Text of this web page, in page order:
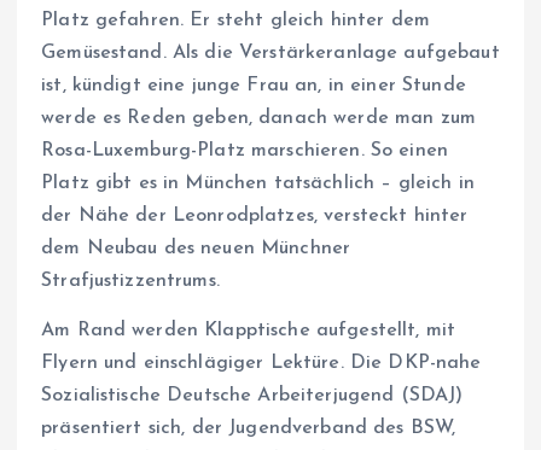
Platz gefahren. Er steht gleich hinter dem
Gemüsestand. Als die Verstärkeranlage aufgebaut
ist, kündigt eine junge Frau an, in einer Stunde
werde es Reden geben, danach werde man zum
Rosa-Luxemburg-Platz marschieren. So einen
Platz gibt es in München tatsächlich – gleich in
der Nähe der Leonrodplatzes, versteckt hinter
dem Neubau des neuen Münchner
Strafjustizzentrums.
Am Rand werden Klapptische aufgestellt, mit
Flyern und einschlägiger Lektüre. Die DKP-nahe
Sozialistische Deutsche Arbeiterjugend (SDAJ)
präsentiert sich, der Jugendverband des BSW,